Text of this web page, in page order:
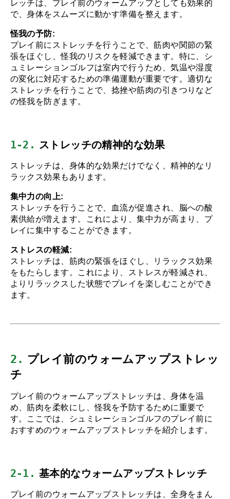
レッチは、プレイ前のウォームアップとしても効果的
で、身体をスムーズに動かす準備を整えます。
怪我の予防:
プレイ前にストレッチを行うことで、筋肉や関節の緊
張をほぐし、怪我のリスクを軽減できます。特に、シ
ュミレーションゴルフは室内で行うため、気温や湿度
の変化に対応するための準備運動が重要です。適切な
ストレッチを行うことで、捻挫や筋肉の引きつりなど
の怪我を防ぎます。
1-2. ストレッチの精神的な効果
ストレッチは、身体的な効果だけでなく、精神的なリ
ラックス効果もあります。
集中力の向上:
ストレッチを行うことで、血流が促進され、脳への酸
素供給が増えます。これにより、集中力が高まり、プ
レイに集中することができます。
ストレスの軽減:
ストレッチは、筋肉の緊張をほぐし、リラックス効果
をもたらします。これにより、ストレスが軽減され、
よりリラックスした状態でプレイを楽しむことができ
ます。
2. プレイ前のウォームアップストレッ
チ
プレイ前のウォームアップストレッチは、身体を温
め、筋肉を柔軟にし、怪我を予防するために重要で
す。ここでは、シュミレーションゴルフのプレイ前に
おすすめのウォームアップストレッチを紹介します。
2-1. 基本的なウォームアップストレッチ
プレイ前のウォームアップストレッチは、全身をまん